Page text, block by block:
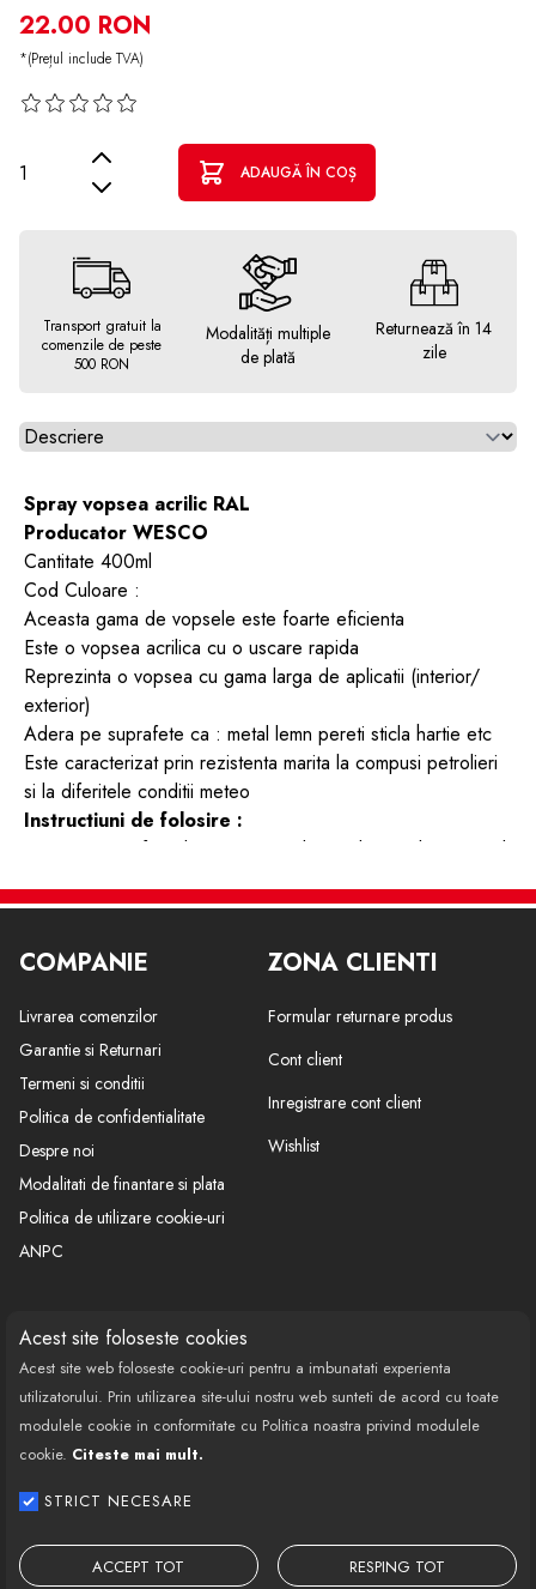
Acest site foloseste cookies
Acest site web foloseste cookie-uri pentru a imbunatati experienta
utilizatorului. Prin utilizarea site-ului nostru web sunteti de acord cu toate
modulele cookie in conformitate cu Politica noastra privind modulele
cookie. Citeste mai mult.
STRICT NECESARE
ACCEPT TOT RESPING TOT
22.00 RON
*(Prețul include TVA)
ADAUGĂ ÎN COȘ
Transport gratuit la
comenzile de peste
500 RON
Modalități multiple
de plată
Returnează în 14
zile
Alegeti tab
Spray vopsea acrilic RAL
Producator WESCO
Cantitate 400ml
Cod Culoare :
Aceasta gama de vopsele este foarte eficienta
Este o vopsea acrilica cu o uscare rapida
Reprezinta o vopsea cu gama larga de aplicatii (interior/
exterior)
Adera pe suprafete ca : metal lemn pereti sticla hartie etc
Este caracterizat prin rezistenta marita la compusi petrolieri
si la diferitele conditii meteo
Instructiuni de folosire :
-Curatati suprafata de orice urma de murdarie aplicati primul
minute inainte de utilizare . Tineti spray-ul in pozitie verticala
cm . Aplicati in strat subtire si repetati actiunea de 2- 3 ori la
mai multe aplicari.
-Dupa utilizare este recomandat sa intoarceti spray-ul cu
capacul in jos si pulverizati pentru cateva secunde . Astfel
eliminati resturile de vopsea din interiorul tubului de
pulverizare in acest fel veti putea reutiliza spray-ul .
COMPANIE
Livrarea comenzilor
Garantie si Returnari
Termeni si conditii
Politica de confidentialitate
Despre noi
Modalitati de finantare si plata
Politica de utilizare cookie-uri
ANPC
ZONA CLIENTI
Formular returnare produs
Cont client
Inregistrare cont client
Wishlist
CONTACT
Call Center: 0377 100 941
Program de lucru: Luni-Vineri
08:00 - 18:00
Email: contact@bestautovest.ro
SRL CUI: 32372789, Reg.Com.:
J02/1129/2013